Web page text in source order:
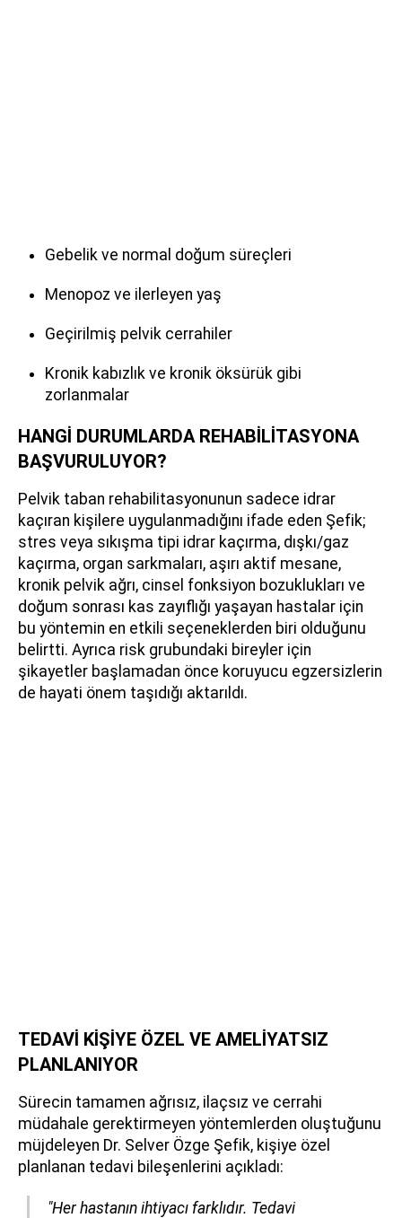
Gebelik ve normal doğum süreçleri
Menopoz ve ilerleyen yaş
Geçirilmiş pelvik cerrahiler
Kronik kabızlık ve kronik öksürük gibi
zorlanmalar
HANGİ DURUMLARDA REHABİLİTASYONA
BAŞVURULUYOR?
Pelvik taban rehabilitasyonunun sadece idrar
kaçıran kişilere uygulanmadığını ifade eden Şefik;
stres veya sıkışma tipi idrar kaçırma, dışkı/gaz
kaçırma, organ sarkmaları, aşırı aktif mesane,
kronik pelvik ağrı, cinsel fonksiyon bozuklukları ve
doğum sonrası kas zayıflığı yaşayan hastalar için
bu yöntemin en etkili seçeneklerden biri olduğunu
belirtti. Ayrıca risk grubundaki bireyler için
şikayetler başlamadan önce koruyucu egzersizlerin
de hayati önem taşıdığı aktarıldı.
TEDAVİ KİŞİYE ÖZEL VE AMELİYATSIZ
PLANLANIYOR
Sürecin tamamen ağrısız, ilaçsız ve cerrahi
müdahale gerektirmeyen yöntemlerden oluştuğunu
müjdeleyen Dr. Selver Özge Şefik, kişiye özel
planlanan tedavi bileşenlerini açıkladı:
"Her hastanın ihtiyacı farklıdır. Tedavi